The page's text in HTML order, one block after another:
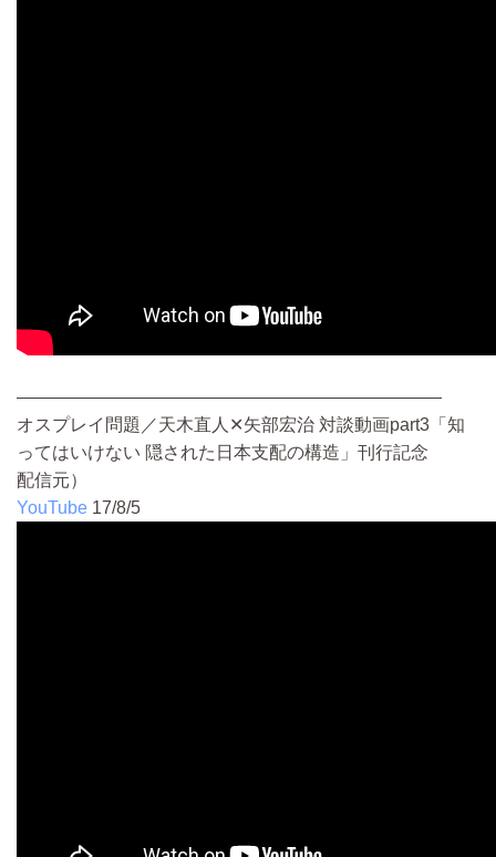
————————————————————————
オスプレイ問題／天木直人✕矢部宏治 対談動画part3「知
ってはいけない 隠された日本支配の構造」刊行記念
配信元）
YouTube 17/8/5